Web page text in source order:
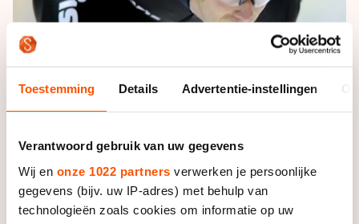
Toestemming Details Advertentie-instellingen
Verantwoord gebruik van uw gegevens
Wij en onze 1022 partners verwerken je persoonlijke
gegevens (bijv. uw IP-adres) met behulp van
technologieën zoals cookies om informatie op uw
Tickets
Livestreams
Word schaatsfan!
Olympische Spelen
Medaille overzicht
Medaillespiegel
Olympische uitslagen
Foto: Sander Chamid